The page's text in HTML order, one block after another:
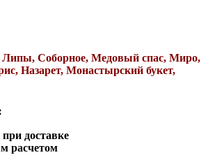
Соборное, Медовый спас, Миро,
Назарет, Монастырский букет,
доставке
расчетом